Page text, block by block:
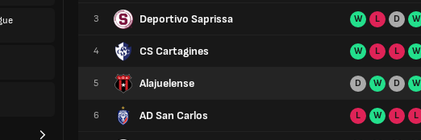
3 Deportivo Saprissa
4 CS Cartagines
5 Alajuelense
6 AD San Carlos
W L D W
W L L W
D W D W
L W L L